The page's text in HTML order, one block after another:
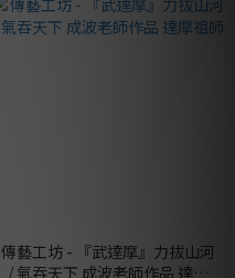
傳藝工坊 - 『武達摩』力拔山河
/ 氣吞天下 成波老師作品 達摩